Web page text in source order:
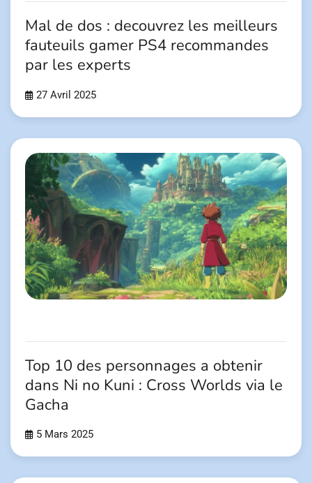
Mal de dos : decouvrez les meilleurs
fauteuils gamer PS4 recommandes
par les experts
27 Avril 2025
Top 10 des personnages a obtenir
dans Ni no Kuni : Cross Worlds via le
Gacha
5 Mars 2025